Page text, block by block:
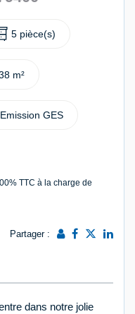
5 pièce(s)
m²
Emission GES
TTC à la charge de
Partager :
dans notre jolie